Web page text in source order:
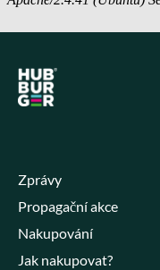
Zprávy
Propagační akce
Nakupování
Jak nakupovat?